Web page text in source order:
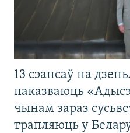
13 сэансаў на
паказваюць
чынам зараз
трапляюць у